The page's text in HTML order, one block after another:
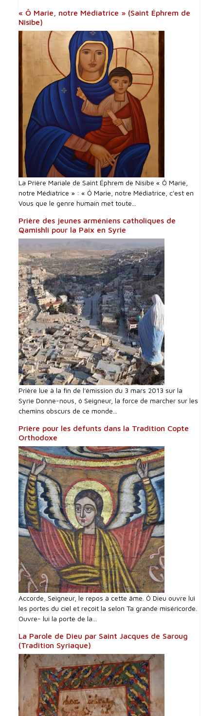
« Ô Marie, notre Médiatrice » (Saint Éphrem de
Nisibe)
La Prière Mariale de Saint Éphrem de Nisibe « Ô Marie,
notre Médiatrice » : « Ô Marie, notre Médiatrice, c'est en
Vous que le genre humain met toute...
Prière des jeunes arméniens catholiques de
Qamishli pour la Paix en Syrie
Prière lue à la fin de l'émission du 3 mars 2013 sur la
Syrie Donne-nous, ô Seigneur, la force de marcher sur les
chemins obscurs de ce monde...
Prière pour les défunts dans la Tradition Copte
Orthodoxe
Accorde, Seigneur, le repos à cette âme. Ô Dieu ouvre lui
les portes du ciel et reçoit la selon Ta grande miséricorde.
Ouvre- lui la porte de la...
La Parole de Dieu par Saint Jacques de Saroug
(Tradition Syriaque)